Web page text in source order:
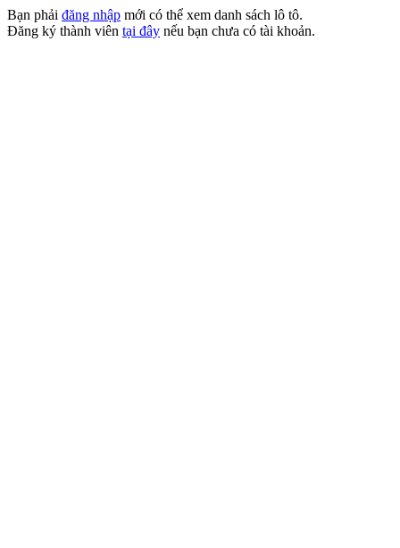
Bạn phải đăng nhập mới có thể xem danh sách lô tô.
Đăng ký thành viên tại đây nếu bạn chưa có tài khoản.